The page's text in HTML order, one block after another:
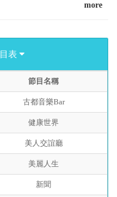
more
表
節目名稱
古都音樂Bar
健康世界
美人交誼廳
美麗人生
新聞